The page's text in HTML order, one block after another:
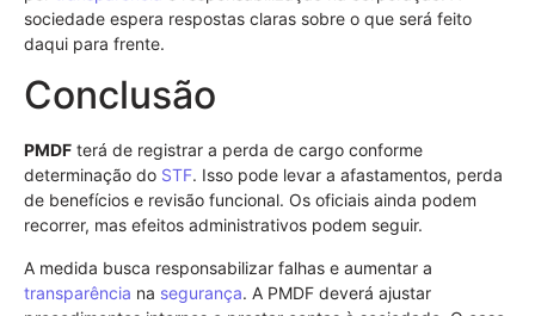
sociedade espera respostas claras sobre o que será feito
daqui para frente.
Conclusão
PMDF terá de registrar a perda de cargo conforme
determinação do STF. Isso pode levar a afastamentos, perda
de benefícios e revisão funcional. Os oficiais ainda podem
recorrer, mas efeitos administrativos podem seguir.
A medida busca responsabilizar falhas e aumentar a
transparência na segurança. A PMDF deverá ajustar